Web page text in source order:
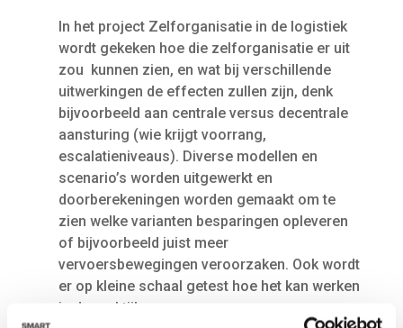
In het project Zelforganisatie in de logistiek
wordt gekeken hoe die zelforganisatie er uit
zou kunnen zien, en wat bij verschillende
uitwerkingen de effecten zullen zijn, denk
bijvoorbeeld aan centrale versus decentrale
aansturing (wie krijgt voorrang,
escalatieniveaus). Diverse modellen en
scenario’s worden uitgewerkt en
doorberekeningen worden gemaakt om te
zien welke varianten besparingen opleveren
of bijvoorbeeld juist meer
vervoersbewegingen veroorzaken. Ook wordt
er op kleine schaal getest hoe het kan werken
in de praktijk.